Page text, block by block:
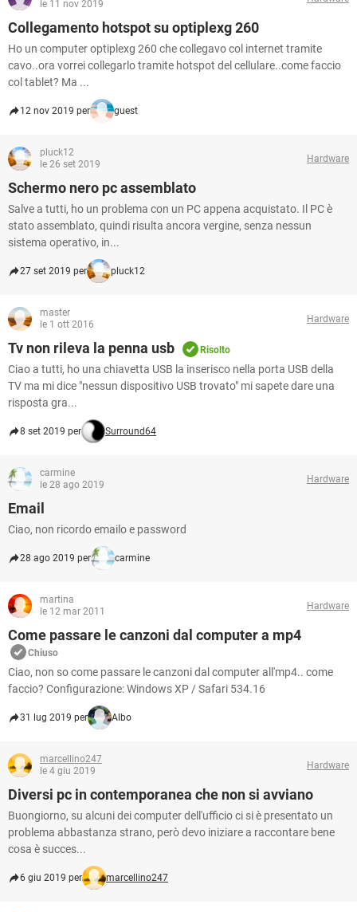
le 11 nov 2019
Collegamento hotspot su optiplexg 260
Ho un computer optiplexg 260 che collegavo col internet tramite
cavo..ora vorrei collegarlo tramite hotspot del cellulare..come faccio
col tablet? Ma ...
12 nov 2019 per guest
pluck12
le 26 set 2019
Hardware
Schermo nero pc assemblato
Salve a tutti, ho un problema con un PC appena acquistato. Il PC è
stato assemblato, quindi risulta ancora vergine, senza nessun
sistema operativo, in...
27 set 2019 per pluck12
master
le 1 ott 2016
Hardware
Tv non rileva la penna usb Risolto
Ciao a tutti, ho una chiavetta USB la inserisco nella porta USB della
TV ma mi dice "nessun dispositivo USB trovato" mi sapete dare una
risposta gra...
8 set 2019 per Surround64
carmine
le 28 ago 2019
Hardware
Email
Ciao, non ricordo emailo e password
28 ago 2019 per carmine
martina
le 12 mar 2011
Hardware
Come passare le canzoni dal computer a mp4
Chiuso
Ciao, non so come passare le canzoni dal computer all'mp4.. come
faccio? Configurazione: Windows XP / Safari 534.16
31 lug 2019 per Albo
marcellino247
le 4 giu 2019
Hardware
Diversi pc in contemporanea che non si avviano
Buongiorno, su alcuni dei computer dell'ufficio ci si è presentato un
problema abbastanza strano, però devo iniziare a raccontare bene
cosa è succes...
6 giu 2019 per marcellino247